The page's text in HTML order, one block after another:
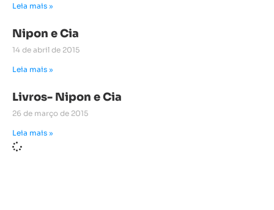
Leia mais »
Nipon e Cia
14 de abril de 2015
Leia mais »
Livros- Nipon e Cia
26 de março de 2015
Leia mais »